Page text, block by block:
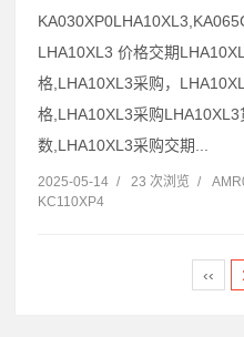
LHA10XL3 价格交期
格,LHA10XL3采购，
格,LHA10XL3采购
数,LHA10XL3采购交期...
2025-05-14 / 23 次浏览 /
KC110XP4
‹‹